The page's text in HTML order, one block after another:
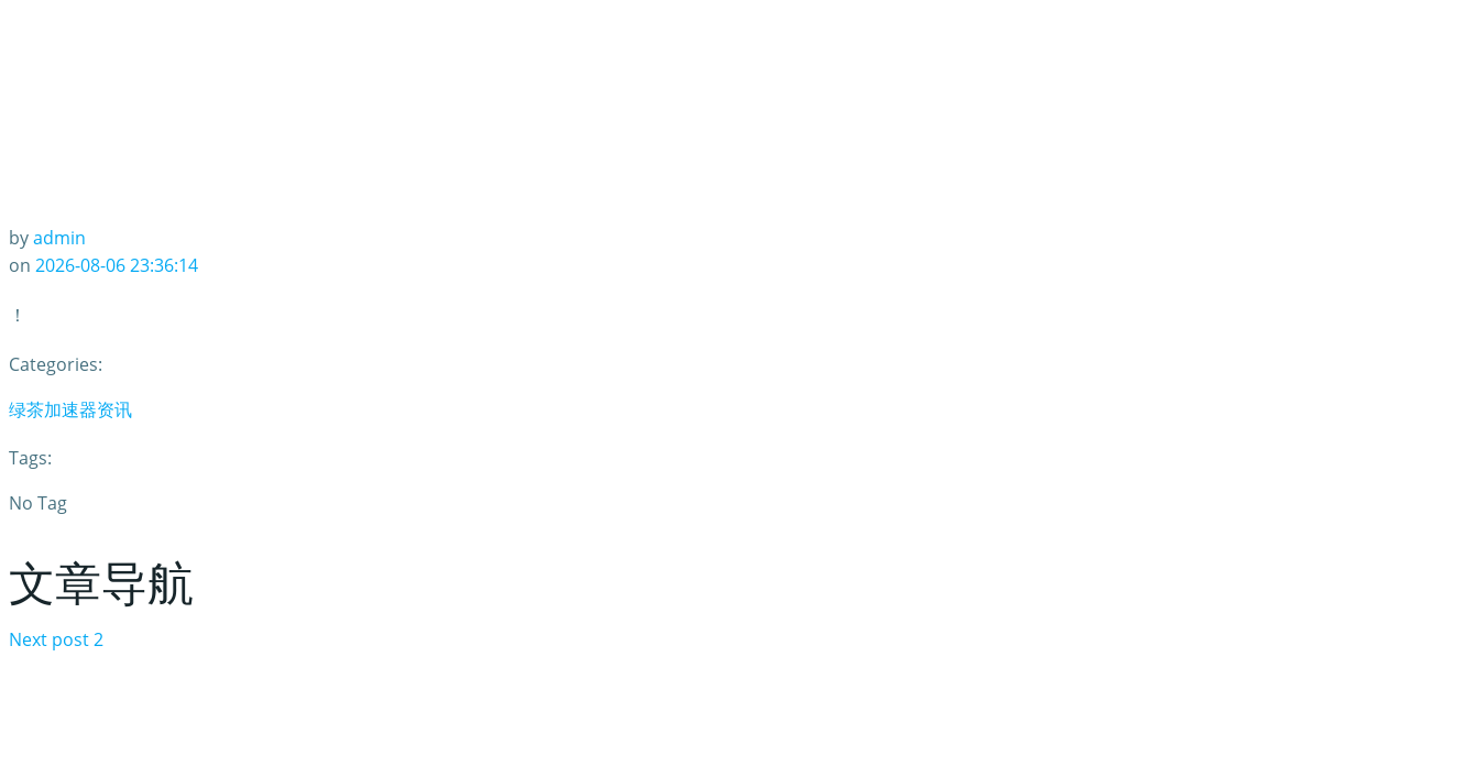
byadmin
on 2026-08-06 23:36:14
！
Categories:
绿茶加速器资讯
Tags:
No Tag
文章导航
Next post2